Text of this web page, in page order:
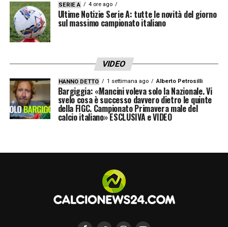
Segui Juventus-Milan solo su DAZN. Attiva
ora
Info e dove vederla
Competizione:Serie A 2022/23
Quando:Domenica 28 maggio 2023
Fischio d’inizio:ore 20.45
Dove vederla in streaming: Guarda
Juventus-Milan solo su DAZN. Attiva ora
Maurizio Mariani di Aprilia
SERIE A 4 ore ago
Ultime Notizie Serie A: tutte le novità del giorno
sul massimo campionato italiano
VIDEO
HANNO DETTO 1 settimana ago Alberto Petrosilli
Bargiggia: «Mancini voleva solo la Nazionale. Vi
svelo cosa è successo davvero dietro le quinte
della FIGC. Campionato Primavera male del
calcio italiano» ESCLUSIVA e VIDEO